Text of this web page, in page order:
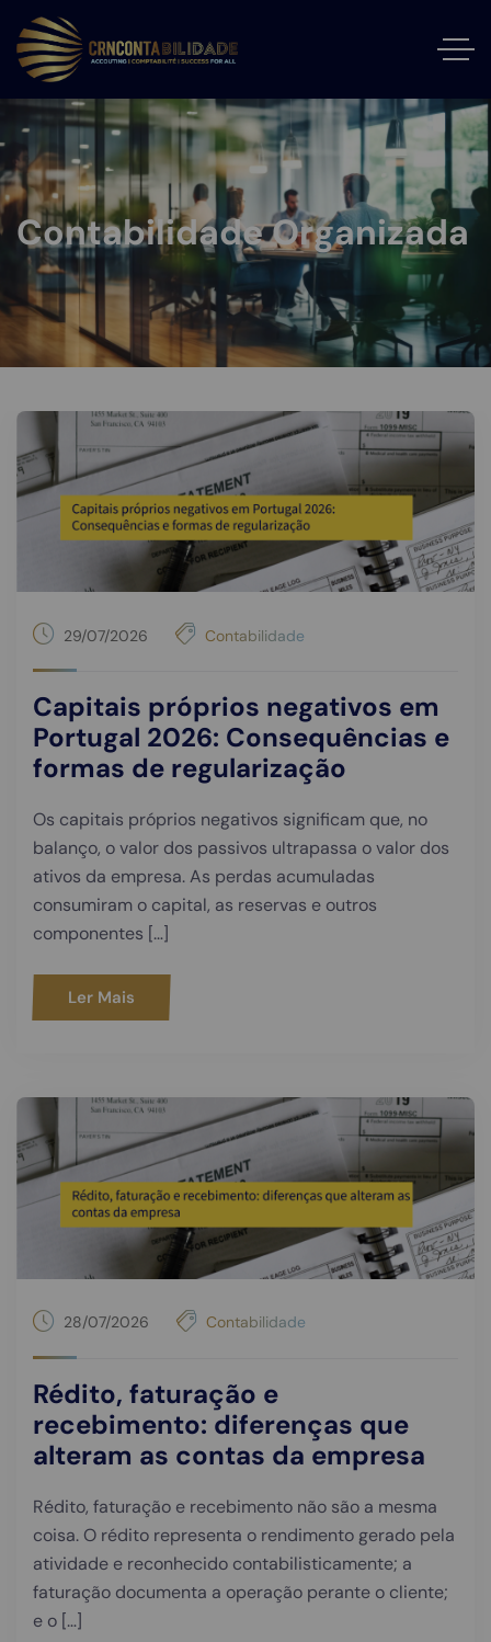
Contabilidade Organizada
29/07/2026 Contabilidade
Capitais próprios negativos em
Portugal 2026: Consequências e
formas de regularização
Os capitais próprios negativos significam que, no
balanço, o valor dos passivos ultrapassa o valor dos
ativos da empresa. As perdas acumuladas
consumiram o capital, as reservas e outros
componentes […]
Ler Mais
28/07/2026 Contabilidade
Rédito, faturação e
recebimento: diferenças que
alteram as contas da empresa
Rédito, faturação e recebimento não são a mesma
coisa. O rédito representa o rendimento gerado pela
atividade e reconhecido contabilisticamente; a
faturação documenta a operação perante o cliente;
e o […]